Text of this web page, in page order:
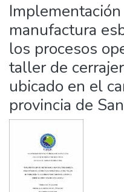
manufactura
los procesos
taller de
ubicado en el
provincia de